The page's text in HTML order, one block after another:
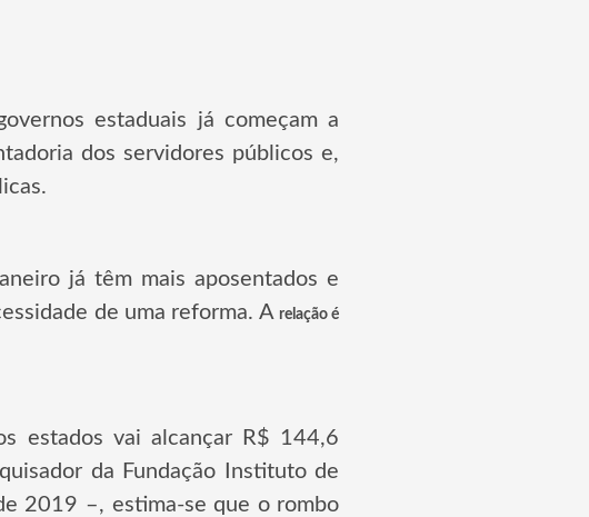
estaduais já começam a
dos servidores públicos e,
já têm mais aposentados e
de uma reforma. Arelação é
estados vai alcançar R$ 144,6
da Fundação Instituto de
2019 –, estima-se que o rombo